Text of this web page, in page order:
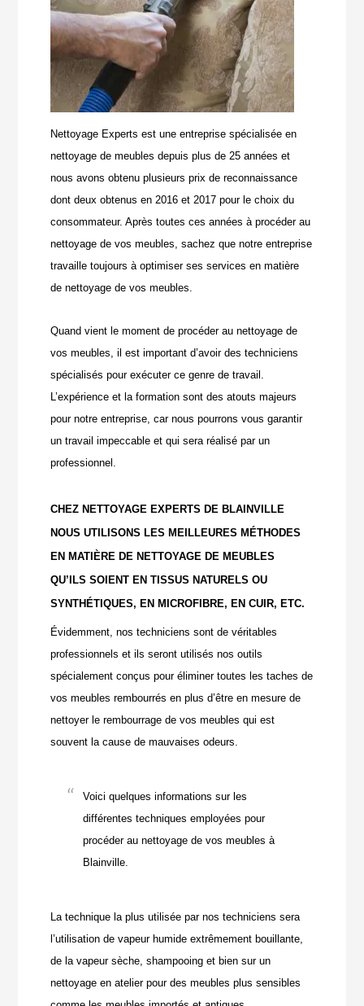
Nettoyage Experts est une entreprise spécialisée en
nettoyage de meubles depuis plus de 25 années et
nous avons obtenu plusieurs prix de reconnaissance
dont deux obtenus en 2016 et 2017 pour le choix du
consommateur. Après toutes ces années à procéder au
nettoyage de vos meubles, sachez que notre entreprise
travaille toujours à optimiser ses services en matière
de nettoyage de vos meubles.
Quand vient le moment de procéder au nettoyage de
vos meubles, il est important d’avoir des techniciens
spécialisés pour exécuter ce genre de travail.
L’expérience et la formation sont des atouts majeurs
pour notre entreprise, car nous pourrons vous garantir
un travail impeccable et qui sera réalisé par un
professionnel.
CHEZ NETTOYAGE EXPERTS DE BLAINVILLE
NOUS UTILISONS LES MEILLEURES MÉTHODES
EN MATIÈRE DE NETTOYAGE DE MEUBLES
QU’ILS SOIENT EN TISSUS NATURELS OU
SYNTHÉTIQUES, EN MICROFIBRE, EN CUIR, ETC.
Évidemment, nos techniciens sont de véritables
professionnels et ils seront utilisés nos outils
spécialement conçus pour éliminer toutes les taches de
vos meubles rembourrés en plus d’être en mesure de
nettoyer le rembourrage de vos meubles qui est
souvent la cause de mauvaises odeurs.
Voici quelques informations sur les
différentes techniques employées pour
procéder au nettoyage de vos meubles à
Blainville.
La technique la plus utilisée par nos techniciens sera
l’utilisation de vapeur humide extrêmement bouillante,
de la vapeur sèche, shampooing et bien sur un
nettoyage en atelier pour des meubles plus sensibles